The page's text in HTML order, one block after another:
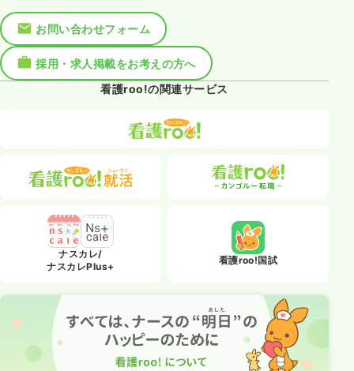
お問い合わせフォーム
採用・求人掲載をお考えの方へ
看護roo!の関連サービス
ナスカレ/
ナスカレPlus+
看護roo!国試